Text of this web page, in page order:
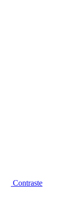
Contraste